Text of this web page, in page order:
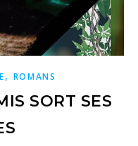
, ROMANS
SORT SES